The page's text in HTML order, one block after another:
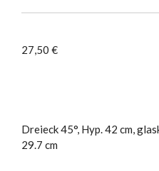
27,50 €
Dreieck 45°, Hyp. 42 cm,
29.7 cm